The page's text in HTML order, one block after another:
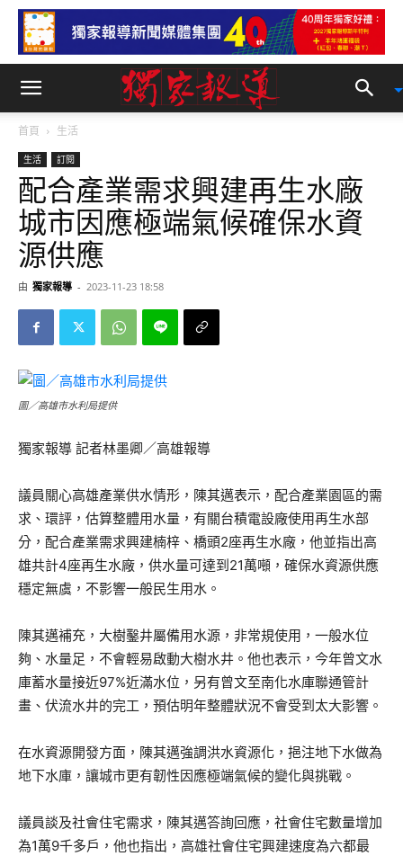
首頁 生活
生活 訂閱
配合產業需求興建再生水廠
城市因應極端氣候確保水資
源供應
由 獨家報導 - 2023-11-23 18:58
圖／高雄市水利局提供
獨家報導 記者林墨卿／高雄報導
議員關心高雄產業供水情形，陳其邁表示，配合產業園區的需
求、環評，估算整體用水量，有關台積電設廠使用再生水部
分，配合產業需求興建楠梓、橋頭2座再生水廠，他並指出高
雄共計4座再生水廠，供水量可達到21萬噸，確保水資源供應
穩定無虞，不影響一般民生用水。
陳其邁補充，大樹鑿井屬備用水源，非常規使用，一般水位
夠、水量足，不會輕易啟動大樹水井。他也表示，今年曾文水
庫蓄水量接近97%近滿水位，另有曾文至南化水庫聯通管計
畫、伏流水井的完工，預估明年整體狀況不會受到太大影響。
在水資源開發方面，陳其邁強調洪水資源化，挹注地下水做為
地下水庫，讓城市更有韌性因應極端氣候的變化與挑戰。
議員談及社會住宅需求，陳其邁答詢回應，社會住宅數量增加
為1萬9千多戶，他也指出，高雄社會住宅興建速度為六都最